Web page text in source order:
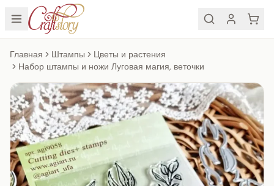
Главная Штампы
Цветы и растения
Набор штампы и ножи Луговая магия, веточки